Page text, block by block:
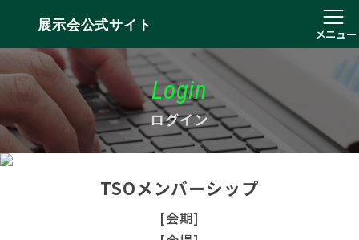
展示会公式サイト
メニュー
Login
ログイン
TSOメンバーシップ
[会期]